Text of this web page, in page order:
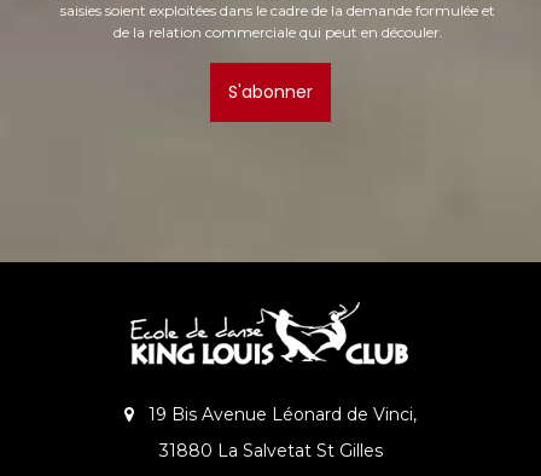
saisies soient exploitées dans le cadre de la demande formulée et
de la relation commerciale qui peut en découler.
S'abonner
19 Bis Avenue Léonard de Vinci,
31880 La Salvetat St Gilles